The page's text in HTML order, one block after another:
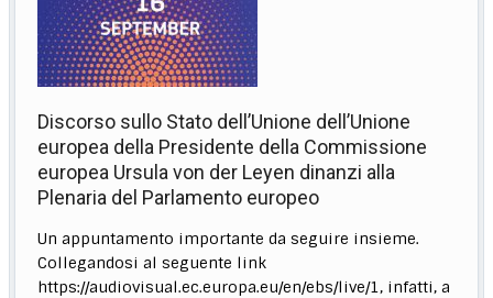
Discorso sullo Stato dell’Unione dell’Unione
europea della Presidente della Commissione
europea Ursula von der Leyen dinanzi alla
Plenaria del Parlamento europeo
Un appuntamento importante da seguire insieme.
Collegandosi al seguente link
https://audiovisual.ec.europa.eu/en/ebs/live/1, infatti, a